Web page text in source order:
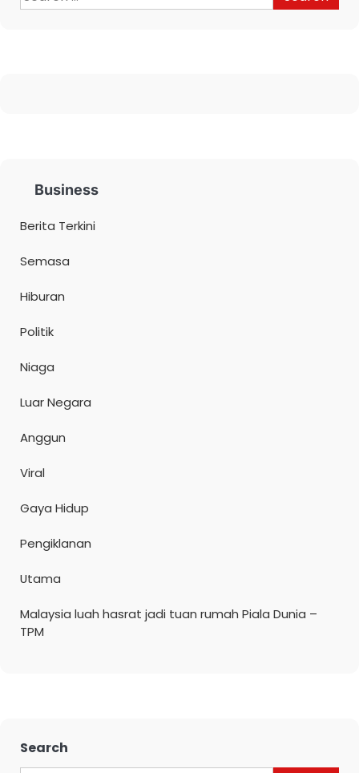
Business
Berita Terkini
Semasa
Hiburan
Politik
Niaga
Luar Negara
Anggun
Viral
Gaya Hidup
Pengiklanan
Utama
Malaysia luah hasrat jadi tuan rumah Piala Dunia –
TPM
Search